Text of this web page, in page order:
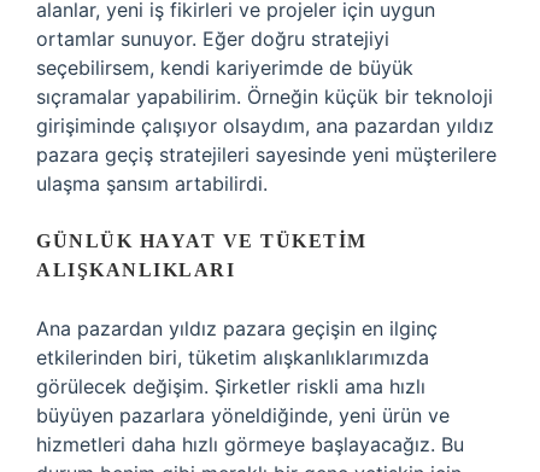
alanlar, yeni iş fikirleri ve projeler için uygun
ortamlar sunuyor. Eğer doğru stratejiyi
seçebilirsem, kendi kariyerimde de büyük
sıçramalar yapabilirim. Örneğin küçük bir teknoloji
girişiminde çalışıyor olsaydım, ana pazardan yıldız
pazara geçiş stratejileri sayesinde yeni müşterilere
ulaşma şansım artabilirdi.
GÜNLÜK HAYAT VE TÜKETIM
ALIŞKANLIKLARI
Ana pazardan yıldız pazara geçişin en ilginç
etkilerinden biri, tüketim alışkanlıklarımızda
görülecek değişim. Şirketler riskli ama hızlı
büyüyen pazarlara yöneldiğinde, yeni ürün ve
hizmetleri daha hızlı görmeye başlayacağız. Bu